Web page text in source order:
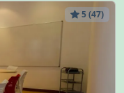
5 (47)